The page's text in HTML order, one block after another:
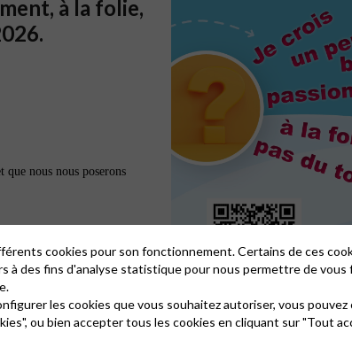
à la folie,
nous nous poserons
et aux jeunes que nous
sur lequel les doutes et
d’animation nous
cookies pour son fonctionnement. Certains de ces
à des fins d'analyse statistique pour nous permettre de vous
les cookies que vous souhaitez autoriser, vous pouvez
ou bien accepter tous les cookies en cliquant sur "Tout